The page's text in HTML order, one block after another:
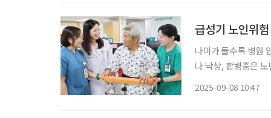
급성기 노인위
나이가 들수록 병원
나 낙상, 합병증은
2025-09-08 10:47